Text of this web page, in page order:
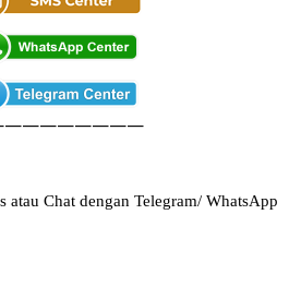
atau Chat dengan Telegram/ WhatsApp